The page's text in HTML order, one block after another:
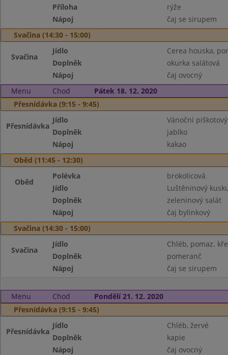
Příloha
rýže
Nápoj
čaj se sirupem
Svačina (14:30 - 15:00)
Svačina
Jídlo
Cerea houska,
Doplněk
okurka salátová
Nápoj
čaj ovocný
Menu
Chod
Pátek 18. 12. 2020
Přesnídávka (9:15 - 9:45)
Přesnídávka
Jídlo
Vánoční
Doplněk
jablko
Nápoj
kakao
Oběd (11:45 - 12:30)
Oběd
Polévka
brokolicová
Jídlo
Luštěninový
Doplněk
zeleninový salát
Nápoj
čaj bylinkový
Svačina (14:30 - 15:00)
Svačina
Jídlo
Chléb, pomaz.
Doplněk
pomeranč
Nápoj
čaj se sirupem
Menu Chod
Pondělí 21. 12. 2020
Přesnídávka (9:15 - 9:45)
Přesnídávka
Jídlo
Chléb, žervé
Doplněk
kapie
Nápoj
čaj ovocný